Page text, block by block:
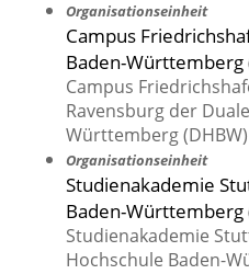
Organisationseinheit
Campus
Baden-Württemberg
Campus
Ravensburg der
Württemberg (DHBW)
Organisationseinheit
Studienakademie
Baden-Württemberg
Studienakademie
Hochschule Baden-